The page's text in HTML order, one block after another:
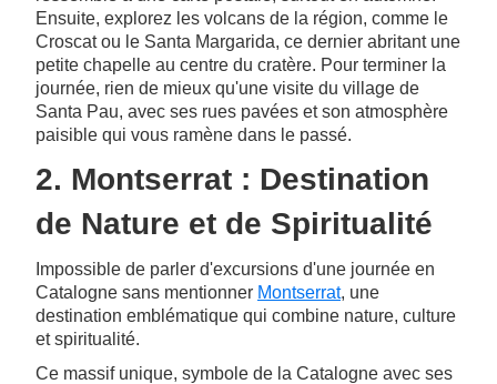
Ensuite, explorez les volcans de la région, comme le
Croscat ou le Santa Margarida, ce dernier abritant une
petite chapelle au centre du cratère. Pour terminer la
journée, rien de mieux qu'une visite du village de
Santa Pau, avec ses rues pavées et son atmosphère
paisible qui vous ramène dans le passé.
2. Montserrat : Destination
de Nature et de Spiritualité
Impossible de parler d'excursions d'une journée en
Catalogne sans mentionner Montserrat, une
destination emblématique qui combine nature, culture
et spiritualité.
Ce massif unique, symbole de la Catalogne avec ses